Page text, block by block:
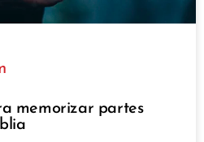
memorizar partes